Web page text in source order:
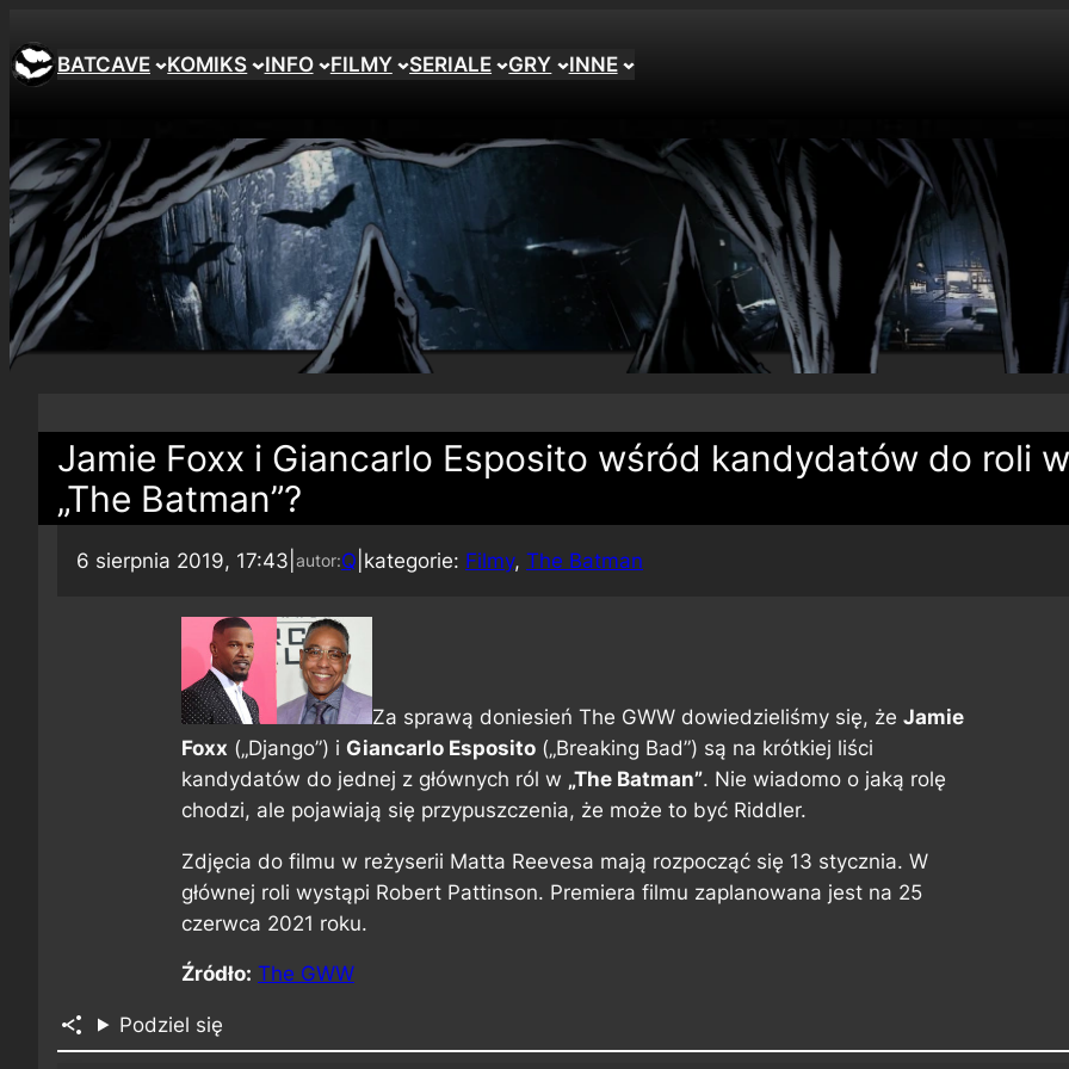
BATCAVE KOMIKS INFO FILMY SERIALE GRY INNE
Jamie Foxx i Giancarlo Esposito wśród kandydatów do roli w
„The Batman”?
6 sierpnia 2019, 17:43 autor:Q kategorie: Filmy, The Batman
Za sprawą doniesień The GWW dowiedzieliśmy się, że Jamie
Foxx („Django”) i Giancarlo Esposito („Breaking Bad”) są na krótkiej liści
kandydatów do jednej z głównych ról w „The Batman”. Nie wiadomo o jaką rolę
chodzi, ale pojawiają się przypuszczenia, że może to być Riddler.
Zdjęcia do filmu w reżyserii Matta Reevesa mają rozpocząć się 13 stycznia. W
głównej roli wystąpi Robert Pattinson. Premiera filmu zaplanowana jest na 25
czerwca 2021 roku.
Źródło: The GWW
Podziel się